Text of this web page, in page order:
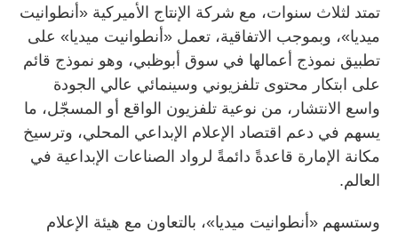
تمتد لثلاث سنوات، مع شركة الإنتاج الأميركية «أنطوانيت
ميديا»، وبموجب الاتفاقية، تعمل «أنطوانيت ميديا» على
تطبيق نموذج أعمالها في سوق أبوظبي، وهو نموذج قائم
على ابتكار محتوى تلفزيوني وسينمائي عالي الجودة
واسع الانتشار، من نوعية تلفزيون الواقع أو المسجّل، ما
يسهم في دعم اقتصاد الإعلام الإبداعي المحلي، وترسيخ
مكانة الإمارة قاعدةً دائمةً لرواد الصناعات الإبداعية في
العالم.
وستسهم «أنطوانيت ميديا»، بالتعاون مع هيئة الإعلام